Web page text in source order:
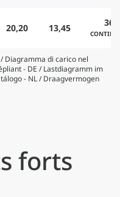
20,20 13,45 360
Diagramma di carico nel
- DE / Lastdiagramm im
- NL / Draagvermogen
forts